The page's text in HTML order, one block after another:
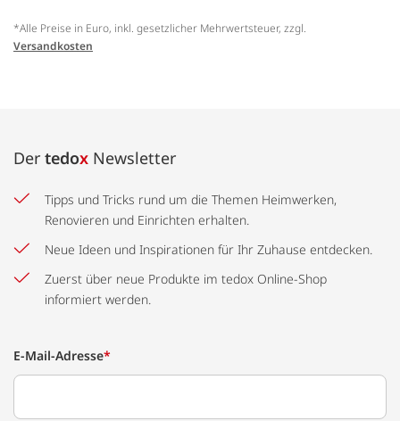
*Alle Preise in Euro, inkl. gesetzlicher Mehrwertsteuer, zzgl.
Versandkosten
Der tedox Newsletter
Tipps und Tricks rund um die Themen Heimwerken,
Renovieren und Einrichten erhalten.
Neue Ideen und Inspirationen für Ihr Zuhause entdecken.
Zuerst über neue Produkte im tedox Online-Shop
informiert werden.
E-Mail-Adresse*